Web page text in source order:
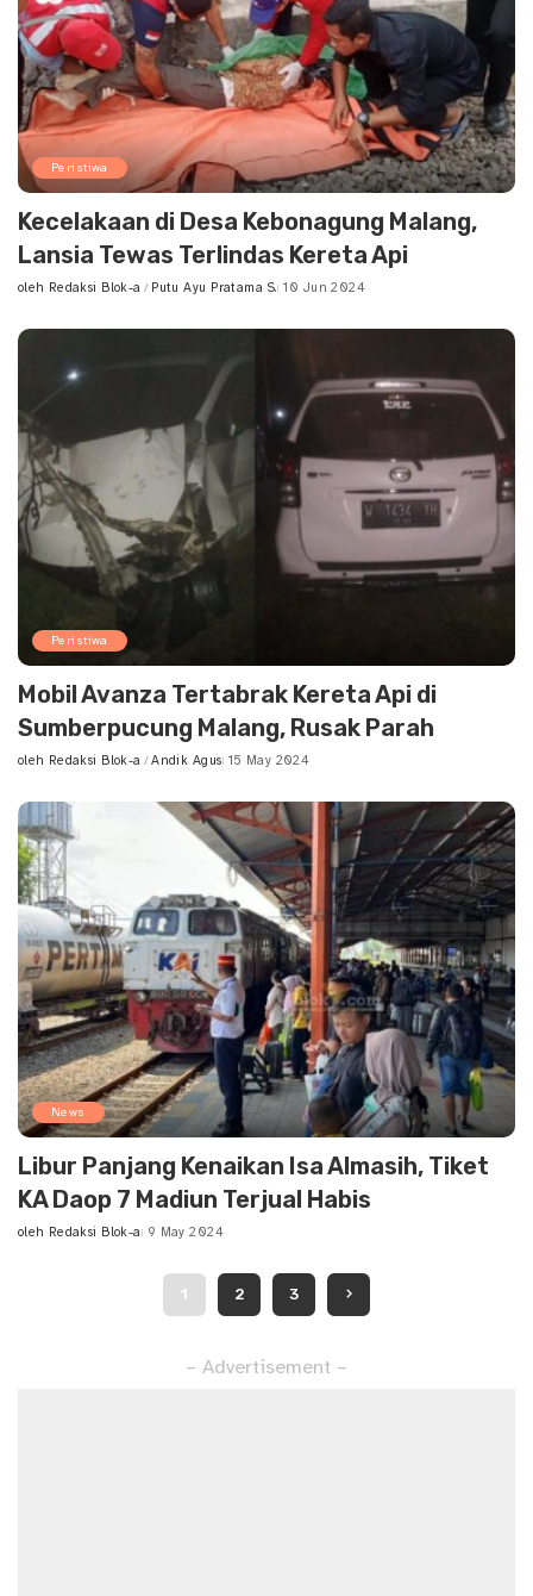
Peristiwa
Kecelakaan di Desa Kebonagung Malang,
Lansia Tewas Terlindas Kereta Api
Posted
oleh Redaksi Blok-a Putu Ayu Pratama S. 10 Jun 2024
Peristiwa
Mobil Avanza Tertabrak Kereta Api di
Sumberpucung Malang, Rusak Parah
Posted
oleh Redaksi Blok-a Andik Agus 15 May 2024
News
Libur Panjang Kenaikan Isa Almasih, Tiket
KA Daop 7 Madiun Terjual Habis
Posted
oleh Redaksi Blok-a 9 May 2024
1 2 3
– Advertisement –